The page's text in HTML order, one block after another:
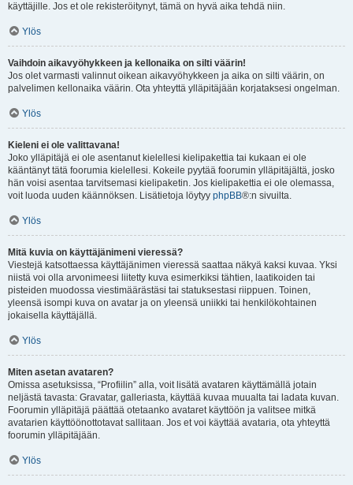
käyttäjille. Jos et ole rekisteröitynyt, tämä on hyvä aika tehdä niin.
Ylös
Vaihdoin aikavyöhykkeen ja kellonaika on silti väärin!
Jos olet varmasti valinnut oikean aikavyöhykkeen ja aika on silti väärin, on
palvelimen kellonaika väärin. Ota yhteyttä ylläpitäjään korjataksesi ongelman.
Ylös
Kieleni ei ole valittavana!
Joko ylläpitäjä ei ole asentanut kielellesi kielipakettia tai kukaan ei ole
kääntänyt tätä foorumia kielellesi. Kokeile pyytää foorumin ylläpitäjältä, josko
hän voisi asentaa tarvitsemasi kielipaketin. Jos kielipakettia ei ole olemassa,
voit luoda uuden käännöksen. Lisätietoja löytyy phpBB®:n sivuilta.
Ylös
Mitä kuvia on käyttäjänimeni vieressä?
Viestejä katsottaessa käyttäjänimen vieressä saattaa näkyä kaksi kuvaa. Yksi
niistä voi olla arvonimeesi liitetty kuva esimerkiksi tähtien, laatikoiden tai
pisteiden muodossa viestimäärästäsi tai statuksestasi riippuen. Toinen,
yleensä isompi kuva on avatar ja on yleensä uniikki tai henkilökohtainen
jokaisella käyttäjällä.
Ylös
Miten asetan avataren?
Omissa asetuksissa, “Profiilin” alla, voit lisätä avataren käyttämällä jotain
neljästä tavasta: Gravatar, galleriasta, käyttää kuvaa muualta tai ladata kuvan.
Foorumin ylläpitäjä päättää otetaanko avataret käyttöön ja valitsee mitkä
avatarien käyttöönottotavat sallitaan. Jos et voi käyttää avataria, ota yhteyttä
foorumin ylläpitäjään.
Ylös